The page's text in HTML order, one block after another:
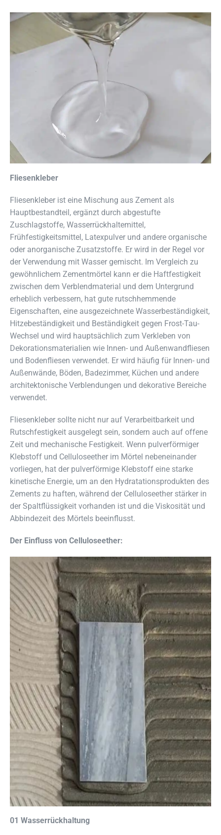
Fliesenkleber
Fliesenkleber ist eine Mischung aus Zement als
Hauptbestandteil, ergänzt durch abgestufte
Zuschlagstoffe, Wasserrückhaltemittel,
Frühfestigkeitsmittel, Latexpulver und andere organische
oder anorganische Zusatzstoffe. Er wird in der Regel vor
der Verwendung mit Wasser gemischt. Im Vergleich zu
gewöhnlichem Zementmörtel kann er die Haftfestigkeit
zwischen dem Verblendmaterial und dem Untergrund
erheblich verbessern, hat gute rutschhemmende
Eigenschaften, eine ausgezeichnete Wasserbeständigkeit,
Hitzebeständigkeit und Beständigkeit gegen Frost-Tau-
Wechsel und wird hauptsächlich zum Verkleben von
Dekorationsmaterialien wie Innen- und Außenwandfliesen
und Bodenfliesen verwendet. Er wird häufig für Innen- und
Außenwände, Böden, Badezimmer, Küchen und andere
architektonische Verblendungen und dekorative Bereiche
verwendet.
Fliesenkleber sollte nicht nur auf Verarbeitbarkeit und
Rutschfestigkeit ausgelegt sein, sondern auch auf offene
Zeit und mechanische Festigkeit. Wenn pulverförmiger
Klebstoff und Celluloseether im Mörtel nebeneinander
vorliegen, hat der pulverförmige Klebstoff eine starke
kinetische Energie, um an den Hydratationsprodukten des
Zements zu haften, während der Celluloseether stärker in
der Spaltflüssigkeit vorhanden ist und die Viskosität und
Abbindezeit des Mörtels beeinflusst.
Der Einfluss von Celluloseether:
01 Wasserrückhaltung